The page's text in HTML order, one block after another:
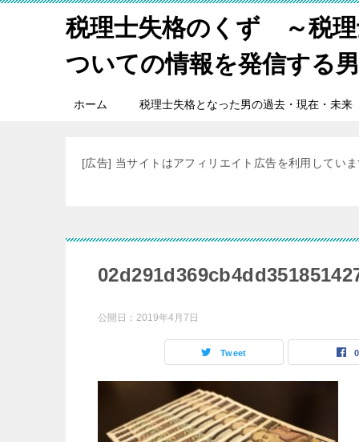
税理士失格のくず ～税理
ついての情報を発信する
ホーム 税理士失格となった男の過去・現在・未来
[広告] 当サイトはアフィリエイト広告を利用してい
公開日： 2019年4月7日
Tweet 0